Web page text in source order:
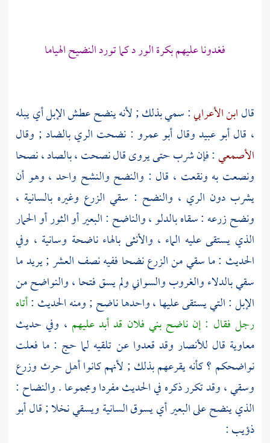
فغدونا عليهم بكرة الور د كما تورد النضيح الهياما
قالابن الأعرابي: سمي بذلك ; لأنه ينضح عطش الإبل أي يبله
، قالأبو عبيدوقال أبو عمرو : نضحت الري بالضاد ; وقال
الأصمعي: فإن شرب حتى يروى قال نصحت ، بالصاد ، نصحا
ونصعت به ونقعت ، قال : والنضح والنشح واحد ، وهو أن
يشرب دون الري ، والنضح : سقي الزرع وغيره بالسانية ،
ونضح زرعه : سقاه بالدلو ، والناضح : البعير أو الثور أو الحمار
الذي يستقى عليه الماء ، والأنثى بالهاء ناضحة وسانية ، وفي
الحديث : ما سقي من الزرع نضحا ففيه نصف العشر ; يريد ما
سقي بالدلاء والغروب والسواني ولم يسق فتحا ، والنواضح من
الإبل : التي يستقى عليها ، واحدها ناضح ; ومنه الحديث :أتاه
رجل فقال : إن ناضح بني فلان قد أبد عليهم ، وفي حديث
معاوية قال للأنصار وقد قعدوا عن تلقيه لما حج : ما فعلت
نواضحكم ؟ كأنه يقرعهم بذلك ; لأنهم كانوا أهل حرث وزرع
وسقي ، وقد تكرر ذكره في الحديث مفردا ومجموعا . والنضاح :
الذي ينضح على البعير أي يسوق السانية ويسقي نخلا ; قالأبو
ذؤيب: